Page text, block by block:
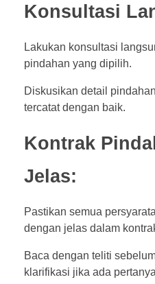
Konsultasi
Lakukan konsultasi
pindahan yang dipilih.
Diskusikan detail
tercatat dengan baik.
Kontrak
Jelas:
Pastikan semua
dengan jelas dalam
Baca dengan teliti
klarifikasi jika ada